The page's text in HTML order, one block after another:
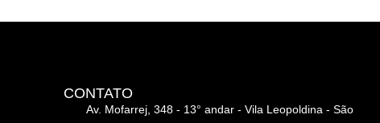
CONTATO
Av. Mofarrej, 348 - 13° andar - Vila Leopoldina - São